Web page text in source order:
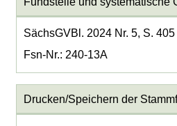
SächsGVBl. 2024 Nr. 5, S. 405
Fsn-Nr.: 240-13A
Drucken/Speichern der